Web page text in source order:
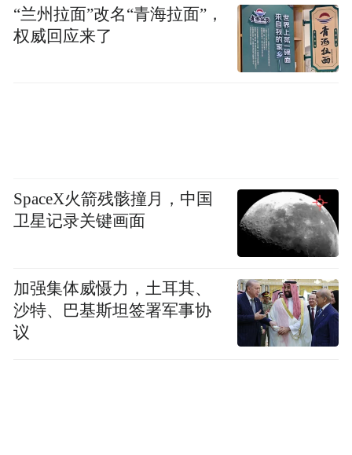
“兰州拉面”改名“青海拉面”，
权威回应来了
SpaceX火箭残骸撞月，中国
卫星记录关键画面
加强集体威慑力，土耳其、
沙特、巴基斯坦签署军事协
议